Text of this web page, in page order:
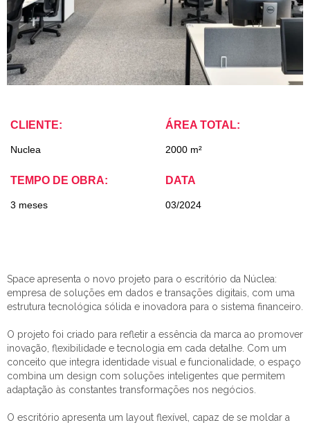
CLIENTE:
Nuclea
ÁREA TOTAL:
2000 m²
TEMPO DE OBRA:
3 meses
DATA
03/2024
Space apresenta o novo projeto para o escritório da Núclea:
empresa de soluções em dados e transações digitais, com uma
estrutura tecnológica sólida e inovadora para o sistema financeiro.
O projeto foi criado para refletir a essência da marca ao promover
inovação, flexibilidade e tecnologia em cada detalhe. Com um
conceito que integra identidade visual e funcionalidade, o espaço
combina um design com soluções inteligentes que permitem
adaptação às constantes transformações nos negócios.
O escritório apresenta um layout flexível, capaz de se moldar a